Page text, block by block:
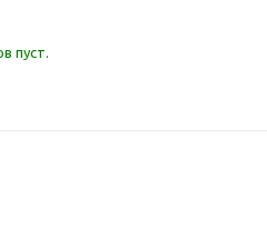
пуст.